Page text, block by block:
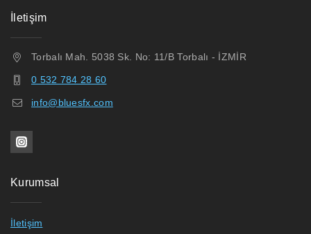
İletişim
Torbalı Mah. 5038 Sk. No: 11/B Torbalı - İZMİR
0 532 784 28 60
info@bluesfx.com
Kurumsal
İletişim